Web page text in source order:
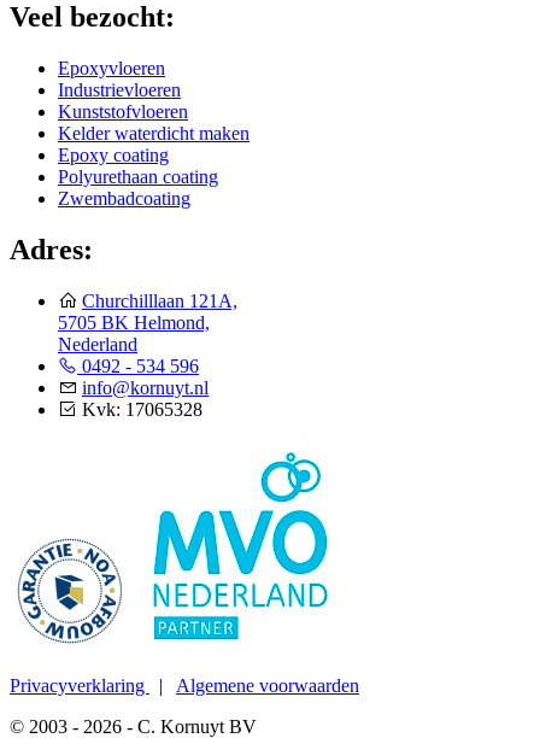
Veel bezocht:
Epoxyvloeren
Industrievloeren
Kunststofvloeren
Kelder waterdicht maken
Epoxy coating
Polyurethaan coating
Zwembadcoating
Adres:
Churchilllaan 121A,
5705 BK Helmond,
Nederland
0492 - 534 596
info@kornuyt.nl
Kvk: 17065328
Privacyverklaring | Algemene voorwaarden
© 2003 - 2026 - C. Kornuyt BV